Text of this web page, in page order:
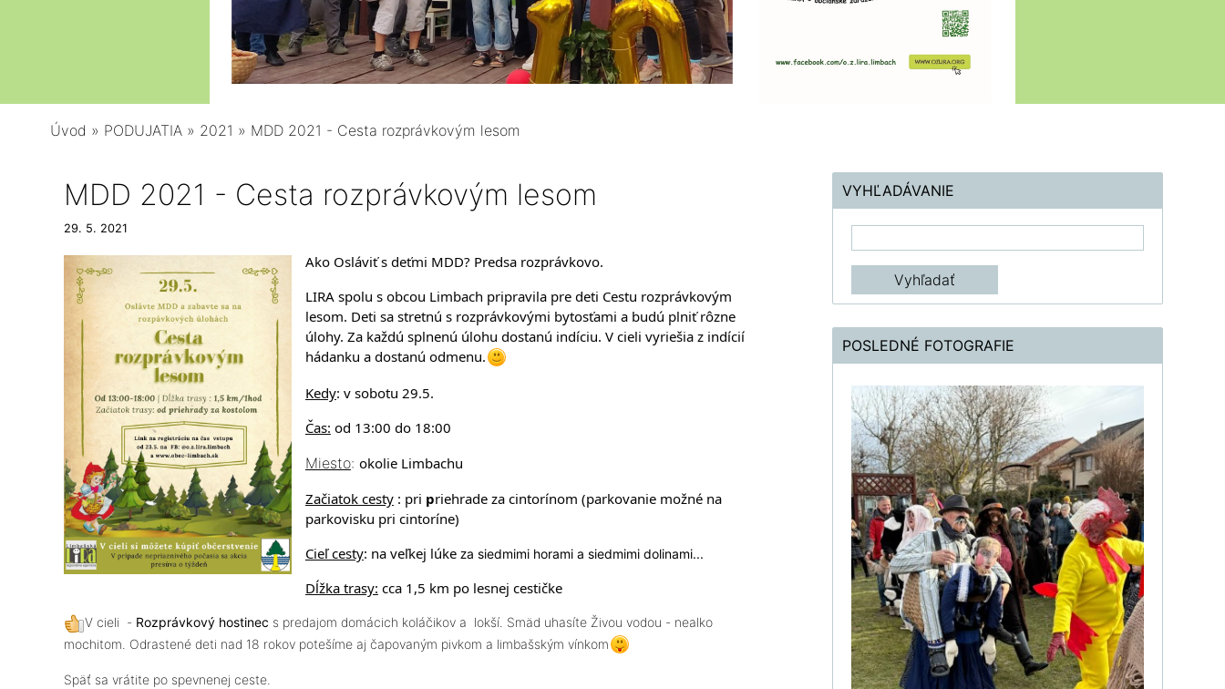
Úvod » PODUJATIA » 2021 » MDD 2021 - Cesta rozprávkovým lesom
MDD 2021 - Cesta rozprávkovým lesom
29. 5. 2021
Ako Osláviť s deťmi MDD? Predsa rozprávkovo.
LIRA spolu s obcou Limbach pripravila pre deti Cestu rozprávkovým
lesom. Deti sa stretnú s rozprávkovými bytosťami a budú plniť rôzne
úlohy. Za každú splnenú úlohu dostanú indíciu. V cieli vyriešia z indícií
hádanku a dostanú odmenu.
Kedy: v sobotu 29.5.
Čas: od 13:00 do 18:00
Miesto: okolie Limbachu
Začiatok cesty: pri priehrade za cintorínom (parkovanie možné na
parkovisku pri cintoríne)
Cieľ cesty: na veľkej lúke za siedmimi horami a siedmimi dolinami...
Dĺžka trasy: cca 1,5 km po lesnej cestičke
V cieli - Rozprávkový hostinec s predajom domácich koláčikov a lokší. Smäd uhasíte Živou vodou - nealko
mochitom. Odrastené deti nad 18 rokov potešíme aj čapovaným pivkom a limbašským vínkom
Späť sa vrátite po spevnenej ceste.
VYHĽADÁVANIE
POSLEDNÉ FOTOGRAFIE